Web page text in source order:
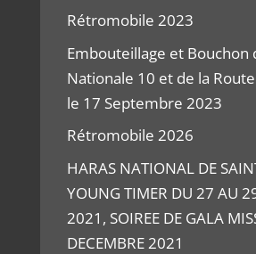
Rétromobile 2023
Embouteillage et Bouchon
Nationale 10 et de la
le 17 Septembre 2023
Rétromobile 2026
HARAS NATIONAL DE
YOUNG TIMER DU 27 AU
2021, SOIREE DE GALA
DECEMBRE 2021